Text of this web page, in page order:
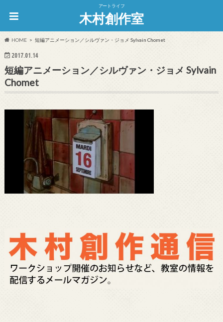
アートライフ
木村創作室
HOME 短編アニメーション／シルヴァン・ジョメ Sylvain Chomet
2017.01.14
短編アニメーション／シルヴァン・ジョメ Sylvain
Chomet